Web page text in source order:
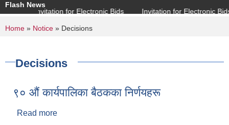
Flash News
Invitation for Electronic Bids
Invitation for Electronic Bids
You are here
Home » Notice » Decisions
Decisions
९० औं कार्यपालिका बैठकका निर्णयहरू
Read more